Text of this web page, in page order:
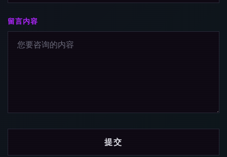
留言内容